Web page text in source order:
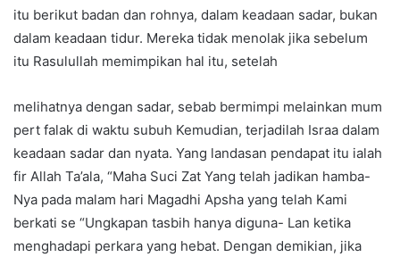
itu berikut badan dan rohnya, dalam keadaan sadar, bukan
dalam keadaan tidur. Mereka tidak menolak jika sebelum
itu Rasulullah memimpikan hal itu, setelah
melihatnya dengan sadar, sebab bermimpi melainkan mum
pert falak di waktu subuh Kemudian, terjadilah Israa dalam
keadaan sadar dan nyata. Yang landasan pendapat itu ialah
fir Allah Ta’ala, “Maha Suci Zat Yang telah jadikan hamba-
Nya pada malam hari Magadhi Apsha yang telah Kami
berkati se “Ungkapan tasbih hanya diguna- Lan ketika
menghadapi perkara yang hebat. Dengan demikian, jika